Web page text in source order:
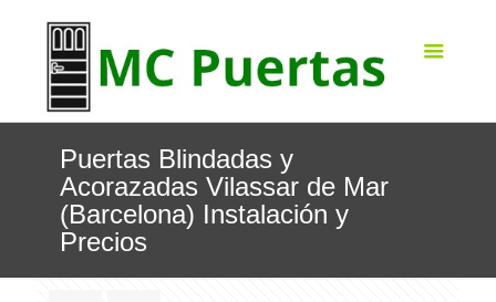
Puertas Blindadas y
Acorazadas Vilassar de Mar
(Barcelona) Instalación y
Precios